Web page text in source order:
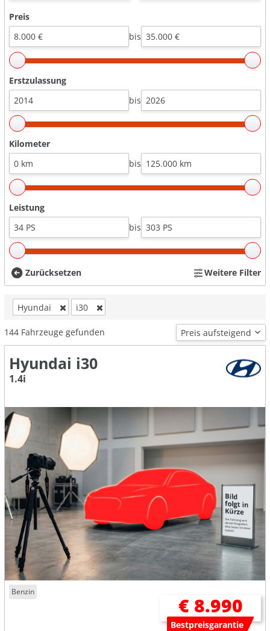
Preis
bis
Erstzulassung
bis
Kilometer
bis
Leistung
bis
Zurücksetzen Weitere Filter
Hyundai i30
144 Fahrzeuge gefunden
Hyundai i30
1.4i
Benzin
€ 8.990
Bestpreisgarantie